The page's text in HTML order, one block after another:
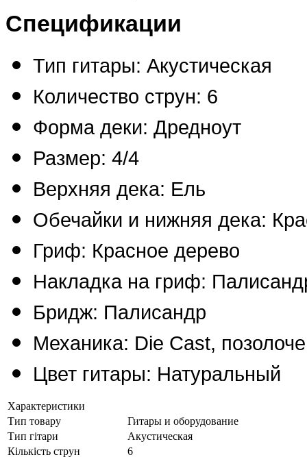
Спецификации
Тип гитары: Акустическая
Количество струн: 6
Форма деки: Дредноут
Размер: 4/4
Верхняя дека: Ель
Обечайки и нижняя дека:
Гриф: Красное дерево
Накладка на гриф:
Бридж: Палисандр
Механика: Die Cast,
Цвет гитары: Натуральный
Характеристики
Тип товару
Гитары и оборудование
Тип гітари
Акустическая
Кількість струн
6